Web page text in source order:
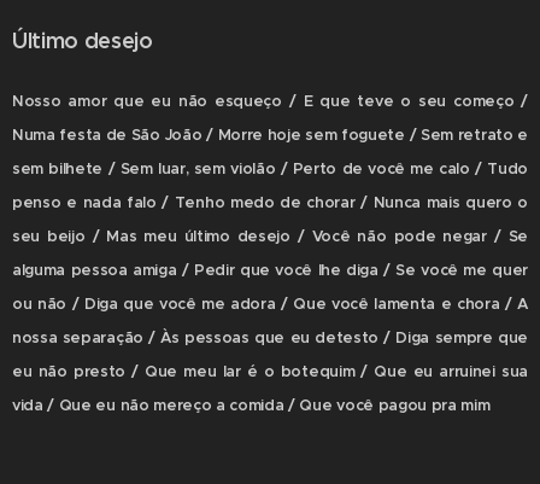
Último desejo
Nosso amor que eu não esqueço / E que teve o seu começo /
Numa festa de São João / Morre hoje sem foguete / Sem retrato e
sem bilhete / Sem luar, sem violão / Perto de você me calo / Tudo
penso e nada falo / Tenho medo de chorar / Nunca mais quero o
seu beijo / Mas meu último desejo / Você não pode negar / Se
alguma pessoa amiga / Pedir que você lhe diga / Se você me quer
ou não / Diga que você me adora / Que você lamenta e chora / A
nossa separação / Às pessoas que eu detesto / Diga sempre que
eu não presto / Que meu lar é o botequim / Que eu arruinei sua
vida / Que eu não mereço a comida / Que você pagou pra mim